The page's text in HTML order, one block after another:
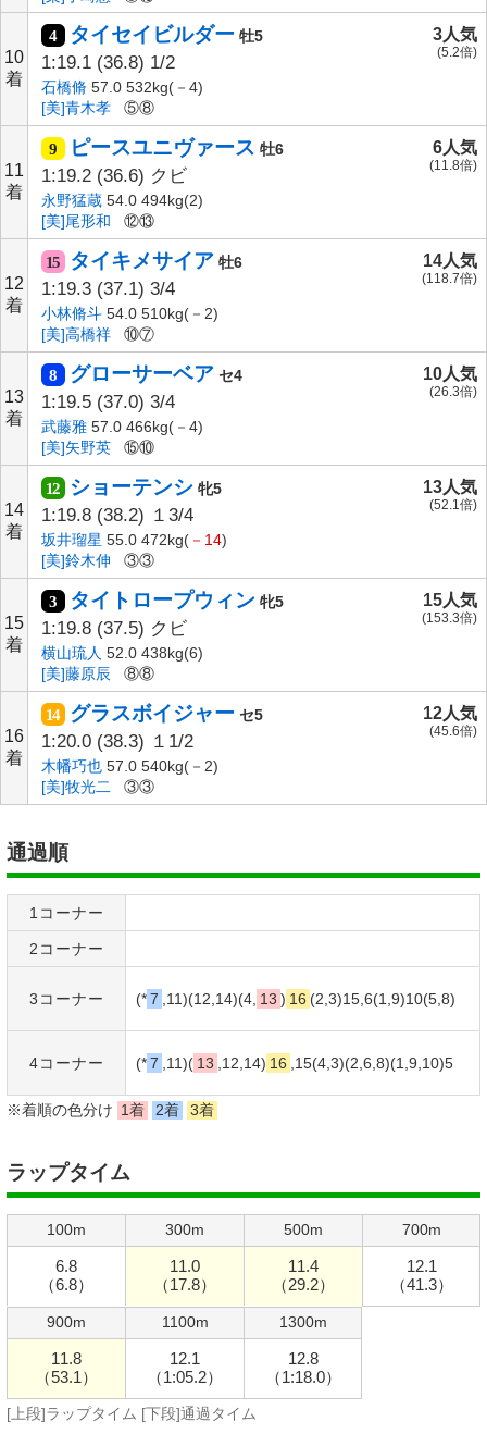
10
着
4 タイセイビルダー 牡5
1:19.1 (36.8) 1/2
石橋脩 57.0 532kg(－4)
[美]青木孝
⑤⑧
3人気
(5.2倍)
11
着
9 ピースユニヴァース 牡6
1:19.2 (36.6) クビ
永野猛蔵 54.0 494kg(2)
[美]尾形和
⑫⑬
6人気
(11.8倍)
12
着
15 タイキメサイア 牡6
1:19.3 (37.1) 3/4
小林脩斗 54.0 510kg(－2)
[美]高橋祥
⑩⑦
14人気
(118.7倍)
13
着
8 グローサーベア セ4
1:19.5 (37.0) 3/4
武藤雅 57.0 466kg(－4)
[美]矢野英
⑮⑩
10人気
(26.3倍)
14
着
12 ショーテンシ 牝5
1:19.8 (38.2) １3/4
坂井瑠星 55.0 472kg( －14)
[美]鈴木伸
③③
13人気
(52.1倍)
15
着
3 タイトロープウィン 牝5
1:19.8 (37.5) クビ
横山琉人 52.0 438kg(6)
[美]藤原辰
⑧⑧
15人気
(153.3倍)
16
着
14 グラスボイジャー セ5
1:20.0 (38.3) １1/2
木幡巧也 57.0 540kg(－2)
[美]牧光二
③③
12人気
(45.6倍)
通過順
1コーナー
2コーナー
3コーナー (* 7 ,11)(12,14)(4, 13 ) 16 (2,3)15,6(1,9)10(5,8)
4コーナー (* 7 ,11)( 13 ,12,14) 16 ,15(4,3)(2,6,8)(1,9,10)5
※着順の色分け 1着 2着 3着
ラップタイム
100m
6.8
（6.8）
300m
11.0
（17.8）
500m
11.4
（29.2）
700m
12.1
（41.3）
900m
11.8
（53.1）
1100m
12.1
（1:05.2）
1300m
12.8
（1:18.0）
[上段]ラップタイム [下段]通過タイム